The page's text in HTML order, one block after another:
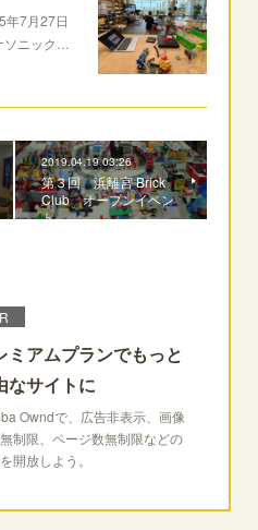
年7月27日
ニック…
2019.04.19 03:26
第３回 浜離宮 Brick
Club オープンイベン
ト
ミアムプランでもっと
なサイトに
Owndで、広告非表示、画像
制限、ページ数無制限などの
開放しよう。